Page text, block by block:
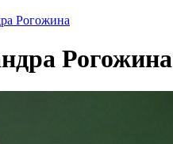
Рогожина
Рогожина